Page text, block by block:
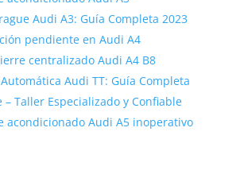
Audi A3: Guía Completa 2023
pendiente en Audi A4
centralizado Audi A4 B8
Audi TT: Guía Completa
– Taller Especializado y Confiable
acondicionado Audi A5 inoperativo